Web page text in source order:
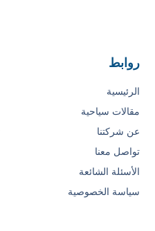
روابط
الرئيسية
مقالات سياحية
عن شركتنا
تواصل معنا
الأسئلة الشائعة
سياسة الخصوصية